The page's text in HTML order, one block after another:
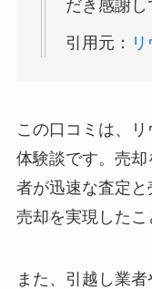
だき感謝し
引用元：
この口コミは、
体験談です。売
者が迅速な査定
売却を実現したこ
また、引越し業